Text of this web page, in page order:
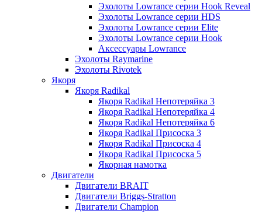
Эхолоты Lowrance серии Hook Reveal
Эхолоты Lowrance серии HDS
Эхолоты Lowrance серии Elite
Эхолоты Lowrance серии Hook
Аксессуары Lowrance
Эхолоты Raymarine
Эхолоты Rivotek
Якоря
Якоря Radikal
Якоря Radikal Непотеряйка 3
Якоря Radikal Непотеряйка 4
Якоря Radikal Непотеряйка 6
Якоря Radikal Присоска 3
Якоря Radikal Присоска 4
Якоря Radikal Присоска 5
Якорная намотка
Двигатели
Двигатели BRAIT
Двигатели Briggs-Stratton
Двигатели Champion